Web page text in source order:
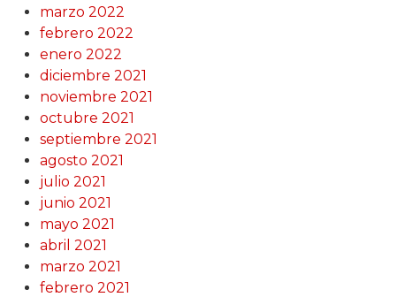
marzo 2022
febrero 2022
enero 2022
diciembre 2021
noviembre 2021
octubre 2021
septiembre 2021
agosto 2021
julio 2021
junio 2021
mayo 2021
abril 2021
marzo 2021
febrero 2021